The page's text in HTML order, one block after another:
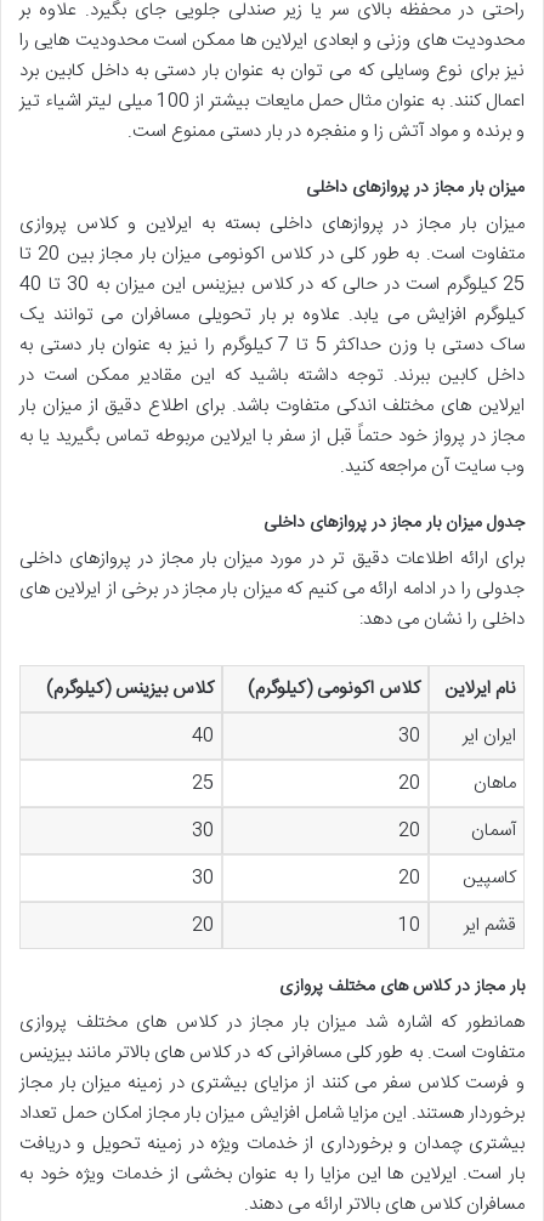
راحتی در محفظه بالای سر یا زیر صندلی جلویی جای بگیرد. علاوه بر
محدودیت های وزنی و ابعادی ایرلاین ها ممکن است محدودیت هایی را
نیز برای نوع وسایلی که می توان به عنوان بار دستی به داخل کابین برد
اعمال کنند. به عنوان مثال حمل مایعات بیشتر از 100 میلی لیتر اشیاء تیز
و برنده و مواد آتش زا و منفجره در بار دستی ممنوع است.
میزان بار مجاز در پروازهای داخلی
میزان بار مجاز در پروازهای داخلی بسته به ایرلاین و کلاس پروازی
متفاوت است. به طور کلی در کلاس اکونومی میزان بار مجاز بین 20 تا
25 کیلوگرم است در حالی که در کلاس بیزینس این میزان به 30 تا 40
کیلوگرم افزایش می یابد. علاوه بر بار تحویلی مسافران می توانند یک
ساک دستی با وزن حداکثر 5 تا 7 کیلوگرم را نیز به عنوان بار دستی به
داخل کابین ببرند. توجه داشته باشید که این مقادیر ممکن است در
ایرلاین های مختلف اندکی متفاوت باشد. برای اطلاع دقیق از میزان بار
مجاز در پرواز خود حتماً قبل از سفر با ایرلاین مربوطه تماس بگیرید یا به
وب سایت آن مراجعه کنید.
جدول میزان بار مجاز در پروازهای داخلی
برای ارائه اطلاعات دقیق تر در مورد میزان بار مجاز در پروازهای داخلی
جدولی را در ادامه ارائه می کنیم که میزان بار مجاز در برخی از ایرلاین های
داخلی را نشان می دهد:
نام ایرلاین کلاس اکونومی (کیلوگرم)
کلاس بیزینس (کیلوگرم)
ایران ایر
30
40
ماهان
20
25
آسمان
20
30
کاسپین
20
30
قشم ایر
10
20
بار مجاز در کلاس های مختلف پروازی
همانطور که اشاره شد میزان بار مجاز در کلاس های مختلف پروازی
متفاوت است. به طور کلی مسافرانی که در کلاس های بالاتر مانند بیزینس
و فرست کلاس سفر می کنند از مزایای بیشتری در زمینه میزان بار مجاز
برخوردار هستند. این مزایا شامل افزایش میزان بار مجاز امکان حمل تعداد
بیشتری چمدان و برخورداری از خدمات ویژه در زمینه تحویل و دریافت
بار است. ایرلاین ها این مزایا را به عنوان بخشی از خدمات ویژه خود به
مسافران کلاس های بالاتر ارائه می دهند.